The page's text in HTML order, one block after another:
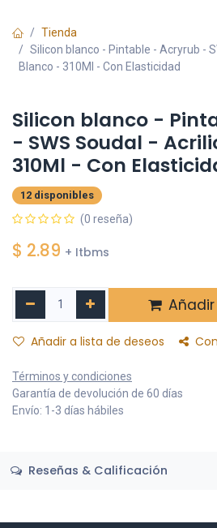
Tienda
Silicon blanco - Pintable - Acryrub -
Blanco - 310Ml - Con Elasticidad
Silicon blanco -
- SWS Soudal -
310Ml - Con
12 disponibles
(0 reseña)
$ 2.89 + Itbms
Añadir a lista de deseos
Términos y condiciones
Garantía de devolución de 60 días
Envío: 1-3 días hábiles
Reseñas & Calificación